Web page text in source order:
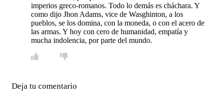
imperios greco-romanos. Todo lo demás es cháchara. Y
como dijo Jhon Adams, vice de Wasghinton, a los
pueblos, se los domina, con la moneda, o con el acero de
las armas. Y hoy con cero de humanidad, empatía y
mucha indolencia, por parte del mundo.
Deja tu comentario